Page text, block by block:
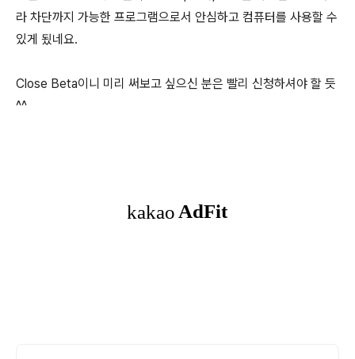
라 차단까지 가능한 프로그램으로서 안심하고 컴퓨터를 사용할 수
있게 됬네요.
Close Beta이니 미리 써보고 싶으신 분은 빨리 신청하셔야 할 듯
^^